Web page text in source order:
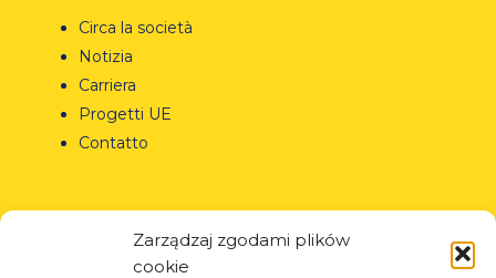
Zarządzaj zgodami plików
cookie
Circa la società
Notizia
Carriera
Progetti UE
Contatto